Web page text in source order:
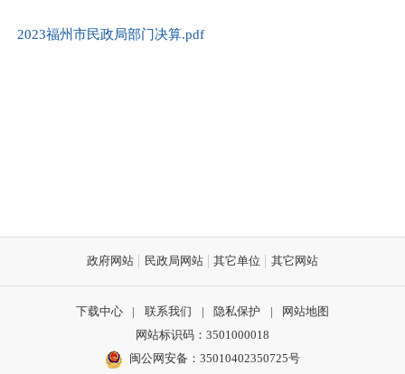
2023福州市民政局部门决算.pdf
政府网站 民政局网站 其它单位 其它网站
下载中心 | 联系我们 | 隐私保护 |
网站地图
网站标识码：3501000018
闽公网安备：35010402350725号